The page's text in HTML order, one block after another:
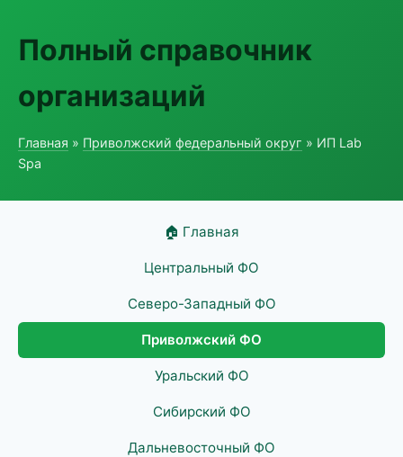
Полный справочник
организаций
Главная » Приволжский федеральный округ » ИП Lab
Spa
🏠 Главная
Центральный ФО
Северо-Западный ФО
Приволжский ФО
Уральский ФО
Сибирский ФО
Дальневосточный ФО